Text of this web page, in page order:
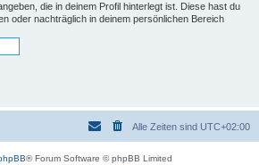
die in deinem Profil hinterlegt ist. Diese hast du
oder nachträglich in deinem persönlichen Bereich
Alle Zeiten sind UTC+02:00
® Forum Software © phpBB Limited